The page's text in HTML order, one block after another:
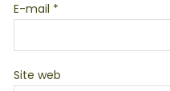
E-mail *
Site web